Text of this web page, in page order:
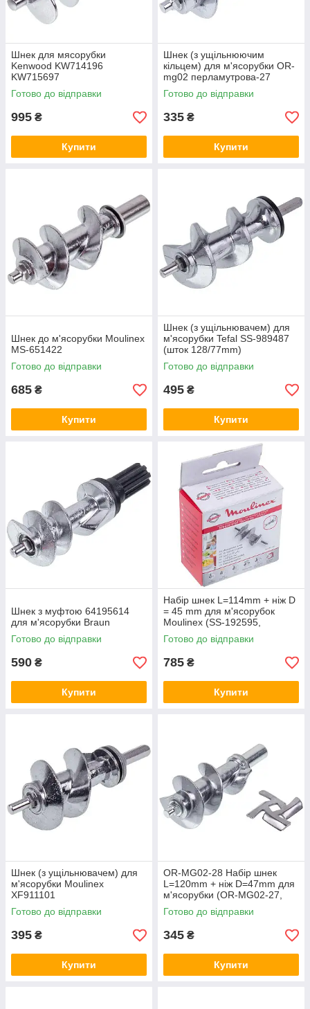
Шнек для мясорубки
Kenwood KW714196
KW715697
Готово до відправки
995 ₴
Купити
Шнек (з ущільнюючим
кільцем) для м'ясорубки OR-
mg02 перламутрова-27
Готово до відправки
335 ₴
Купити
Шнек до м'ясорубки Moulinex
MS-651422
Готово до відправки
685 ₴
Купити
Шнек (з ущільнювачем) для
м'ясорубки Tefal SS-989487
(шток 128/77mm)
Готово до відправки
495 ₴
Купити
Шнек з муфтою 64195614
для м'ясорубки Braun
Готово до відправки
590 ₴
Купити
Набір шнек L=114mm + ніж D
= 45 mm для м'ясорубок
Moulinex (SS-192595,
XF911101)
Готово до відправки
785 ₴
Купити
Шнек (з ущільнювачем) для
м'ясорубки Moulinex
XF911101
Готово до відправки
395 ₴
Купити
OR-MG02-28 Набір шнек
L=120mm + ніж D=47mm для
м'ясорубки (OR-MG02-27,
OR-MG02-26)
Готово до відправки
345 ₴
Купити